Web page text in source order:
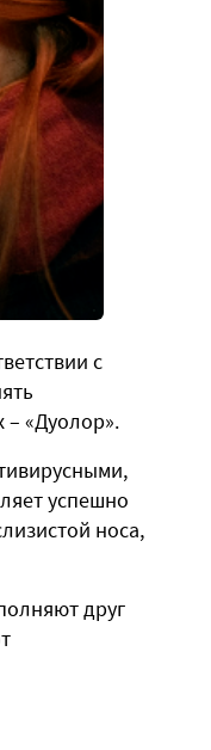
с
«Дуолор».
успешно
носа,
друг